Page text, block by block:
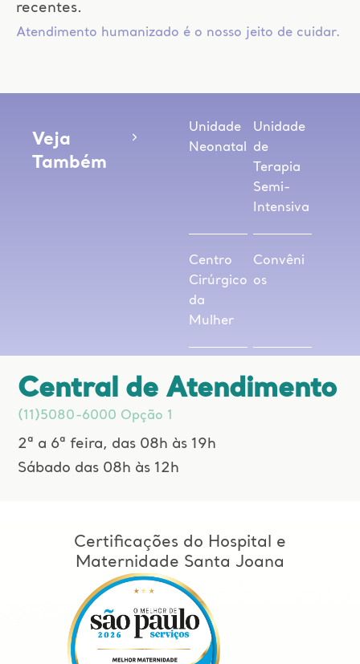
recentes.
Atendimento humanizado é o nosso jeito de cuidar.
Veja
Também
Unidade
Neonatal
Unidade
de
Terapia
Semi-
Intensiva
Centro
Cirúrgico
da
Mulher
Convêni
os
Central de Atendimento
(11)5080-6000 Opção 1
2ª a 6ª feira, das 08h às 19h
Sábado das 08h às 12h
Certificações do Hospital e
Maternidade Santa Joana